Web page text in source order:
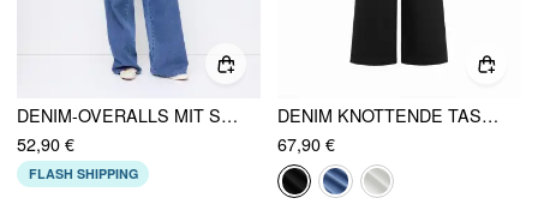
DENIM-OVERALLS MIT SCHLEIFE, MITTELHOHE TAILLE UND WEITEN BEINEN
52,90 €
FLASH SHIPPING
DENIM KNOTTENDE TASCHEN BREITE BEINE HOSE
67,90 €